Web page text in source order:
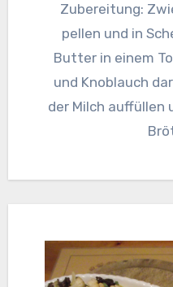
Zubereitung: Zwiebeln und Knoblauch
pellen und in
Butter in einem
und Knoblauch
der Milch auffüllen